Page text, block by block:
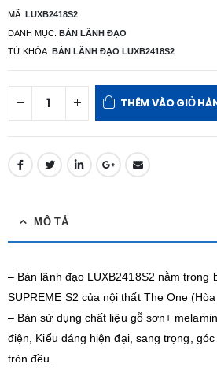
MÃ: LUXB2418S2
DANH MỤC: BÀN LÃNH ĐẠO
TỪ KHÓA: BÀN LÃNH ĐẠO LUXB2418S2
THÊM VÀO GIỎ
MÔ TẢ
– Bàn lãnh đạo LUXB2418S2 nằm trong
SUPREME S2 của nội thất The One
– Bàn sử dụng chất liệu gỗ sơn+
điện, Kiểu dáng hiện đại, sang trọng,
tròn đều.